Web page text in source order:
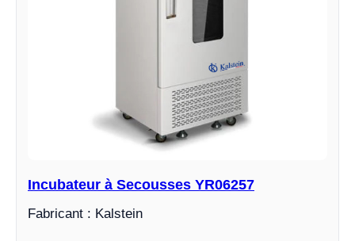
Incubateur à Secousses YR06257
Fabricant : Kalstein